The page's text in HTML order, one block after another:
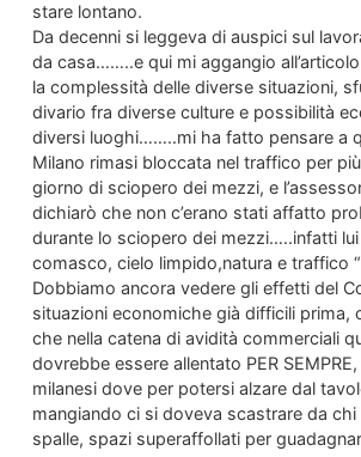
stare lontano.
Da decenni si leggeva di auspici sul
da casa……..e qui mi aggangio
la complessità delle diverse situazioni,
divario fra diverse culture e possibilità
diversi luoghi……..mi ha fatto pensare a
Milano rimasi bloccata nel traffico per
giorno di sciopero dei mezzi, e
dichiarò che non c’erano stati affatto
durante lo sciopero dei mezzi…..infatti
comasco, cielo limpido,natura e traffico
Dobbiamo ancora vedere gli effetti del
situazioni economiche già difficili prima,
che nella catena di avidità commerciali
dovrebbe essere allentato PER
milanesi dove per potersi alzare dal
mangiando ci si doveva scastrare da
spalle, spazi superaffollati per